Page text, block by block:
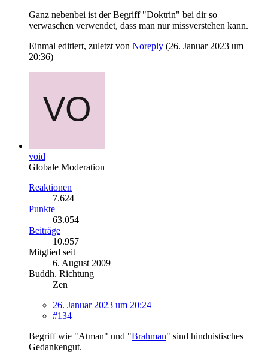
Ganz nebenbei ist der Begriff "Doktrin" bei dir so
verwaschen verwendet, dass man nur missverstehen kann.
Einmal editiert, zuletzt von Noreply (26. Januar 2023 um
20:36)
void
Globale Moderation
Reaktionen
7.624
Punkte
63.054
Beiträge
10.957
Mitglied seit
6. August 2009
Buddh. Richtung
Zen
26. Januar 2023 um 20:24
#134
Begriff wie "Atman" und "Brahman" sind hinduistisches
Gedankengut.